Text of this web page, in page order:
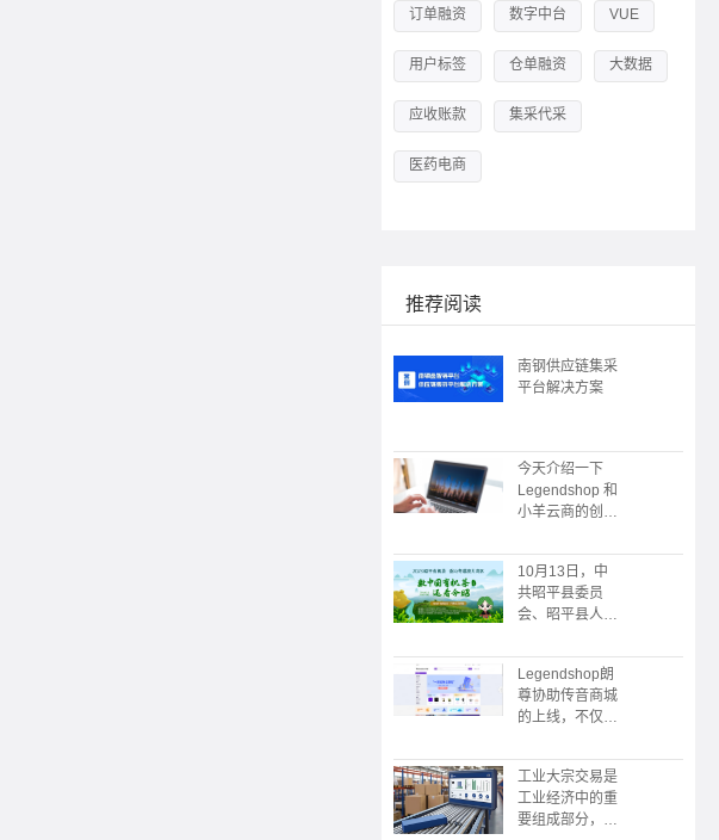
订单融资 数字中台 VUE
用户标签 仓单融资 大数据
应收账款 集采代采
医药电商
推荐阅读
南钢供应链集采
平台解决方案
今天介绍一下
Legendshop 和
小羊云商的创始
10月13日，中
共昭平县委员
会、昭平县人民
朗尊软件科技有
限公司协助，广
东广播电视台触
电传媒协协办的
茶 还看今昭”
2023昭平有机
茶，香沁粤港澳
大湾区推介会在
Legendshop朗
尊协助传音商城
的上线，不仅是
转型的典范，更
展现了传音“深
耕本地化，敢为
全球先”的战略
工业大宗交易是
工业经济中的重
要组成部分，涉